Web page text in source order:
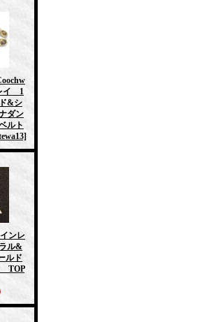
イ 1
&シ
ダン
ルト
ンレ
ル&
ルド
TOP